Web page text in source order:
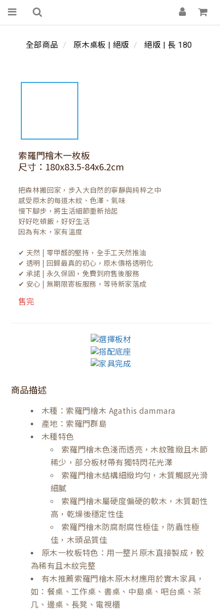
全部商品 原木桌板 | 絕版 絕版 | 長 180
索羅門檜木一枚板
尺寸：180x83.5-84x6.2cm
把森林搬回家，步入大自然的寧靜與純粹之中
感受原木的每道木紋、色澤、氣味
慢下腳步，將生活細節重新拾起
好好吃頓飯，好好生活
因為有木，家有溫度
✔ 天然 | 零甲醛的堅持，全手工天然推油
✔ 透明 | 回歸最真的初心，原木價格透明化
✔ 承諾 | 永久保固，免費到府售後服務
✔ 安心 | 無期限寄板服務，等待新家落成
售完
商品描述
木種：索羅門檜木 Agathis dammara
產地：索羅門群島
木種特色
索羅門檜木色淺而透亮，木紋雅緻且木節
稀少，部分板材帶有獨特閃花光澤
索羅門檜木結構細緻均勻，木質觸感光滑
細膩
索羅門檜木屬硬度偏硬的軟木，木質韌性
高，乾燥後穩定性佳
索羅門檜木防腐耐腐性極佳，防蟲性極
佳，木頭品質佳
原木一枚板特色：用一整片原木直接製成，較
為稀有且木紋完整
有木推薦索羅門檜木原木材應用於實木家具，
如：餐桌、工作桌、書桌、中島桌、吧台桌、茶
几、邊桌、長凳、電視櫃